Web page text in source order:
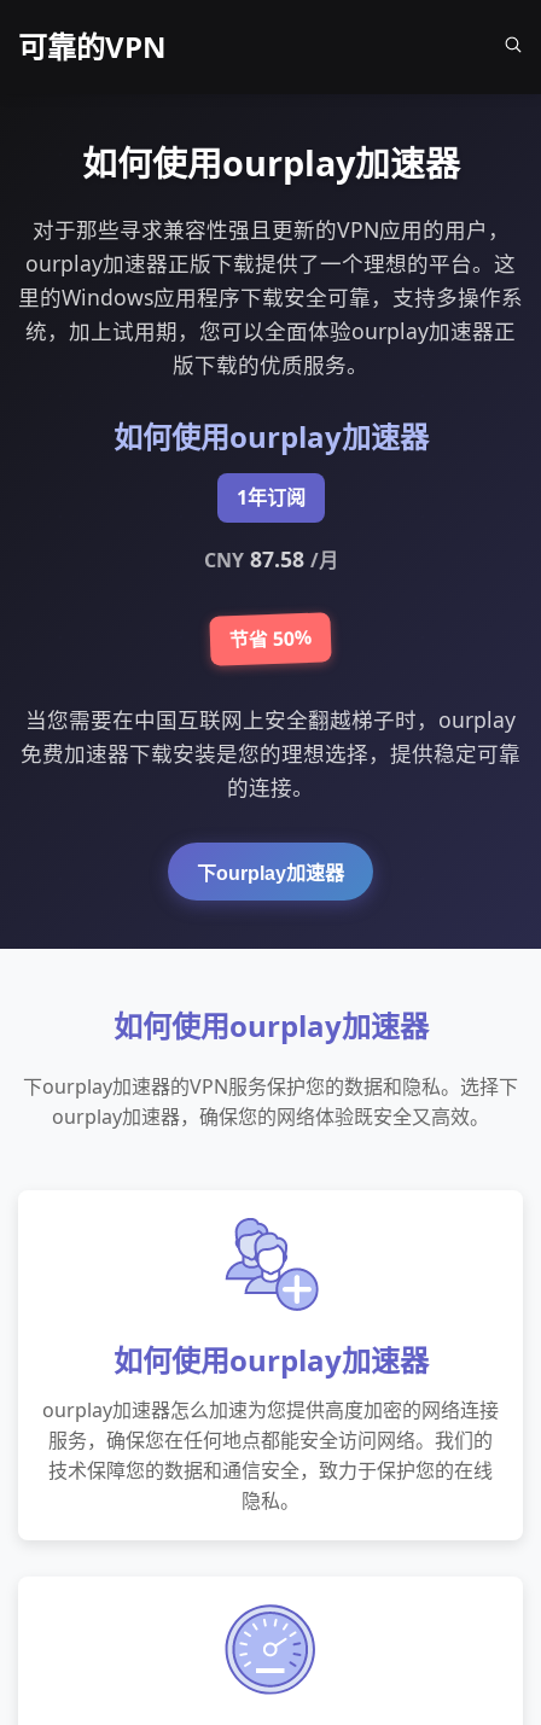
可靠的VPN
如何使用ourplay加速器
对于那些寻求兼容性强且更新的VPN应用的用户，
ourplay加速器正版下载提供了一个理想的平台。这
里的Windows应用程序下载安全可靠，支持多操作系
统，加上试用期，您可以全面体验ourplay加速器正
版下载的优质服务。
如何使用ourplay加速器
1年订阅
CNY87.58 /月
节省 50%
当您需要在中国互联网上安全翻越梯子时，ourplay
免费加速器下载安装是您的理想选择，提供稳定可靠
的连接。
下ourplay加速器
如何使用ourplay加速器
下ourplay加速器的VPN服务保护您的数据和隐私。选择下
ourplay加速器，确保您的网络体验既安全又高效。
如何使用ourplay加速器
ourplay加速器怎么加速为您提供高度加密的网络连接
服务，确保您在任何地点都能安全访问网络。我们的
技术保障您的数据和通信安全，致力于保护您的在线
隐私。